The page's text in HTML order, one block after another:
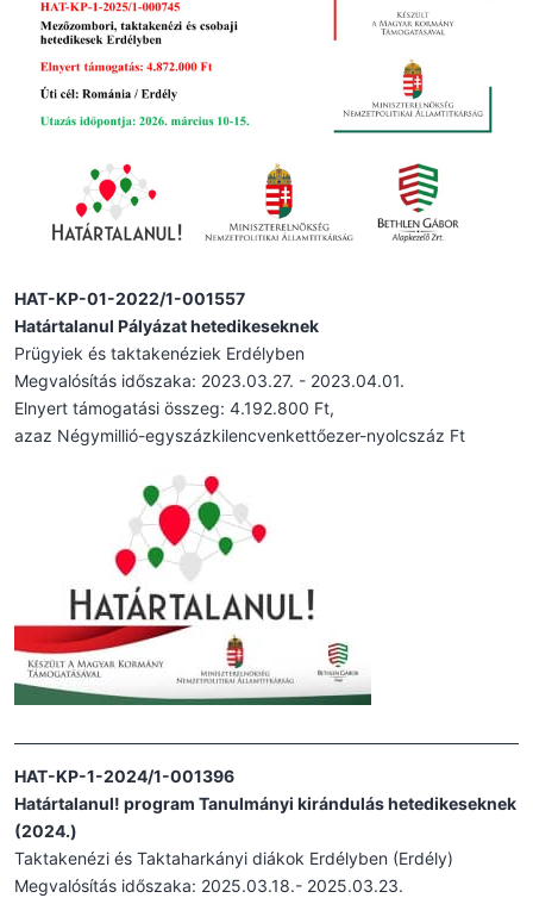
HAT-KP-01-2022/1-001557
Határtalanul Pályázat hetedikeseknek
Prügyiek és taktakenéziek Erdélyben
Megvalósítás időszaka: 2023.03.27. - 2023.04.01.
Elnyert támogatási összeg: 4.192.800 Ft,
azaz Négymillió-egyszázkilencvenkettőezer-nyolcszáz Ft
HAT-KP-1-2024/1-001396
Határtalanul! program Tanulmányi kirándulás hetedikeseknek
(2024.)
Taktakenézi és Taktaharkányi diákok Erdélyben (Erdély)
Megvalósítás időszaka: 2025.03.18.- 2025.03.23.